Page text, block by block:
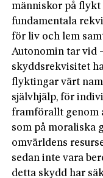
människor på
fundamentala
för liv och lem
Autonomin tar vid
skyddsrekvisitet
flyktingar värt
självhjälp, för
framförallt genom
som på moraliska
omvärldens
sedan inte vara
detta skydd har